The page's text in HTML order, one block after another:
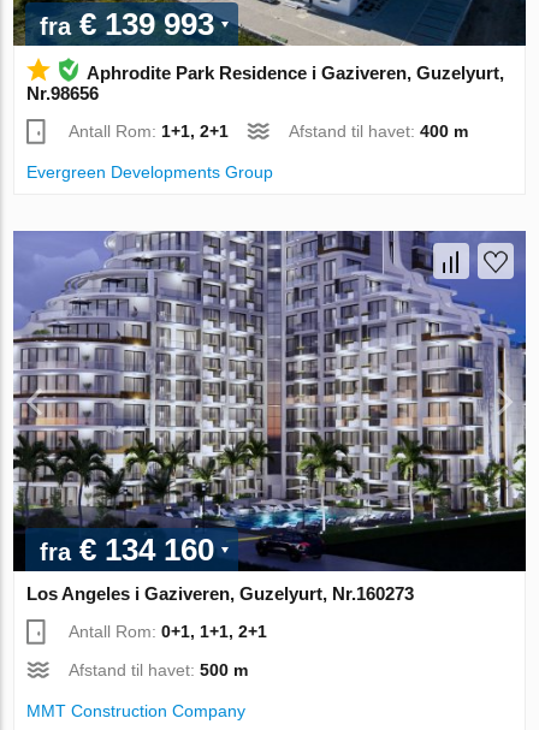
fra€ 139 993
Aphrodite Park Residence i Gaziveren, Guzelyurt,
Nr.98656
Antall Rom: 1+1, 2+1 Afstand til havet:400 m
Evergreen Developments Group
fra€ 134 160
Los Angeles i Gaziveren, Guzelyurt, Nr.160273
Antall Rom:0+1, 1+1, 2+1
Afstand til havet:500 m
MMT Construction Company